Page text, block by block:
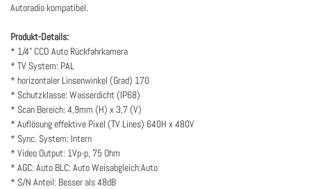
Autoradio kompatibel.
Produkt-Details:
* 1/4" CCD Auto Rückfahrkamera
* TV System: PAL
* horizontaler Linsenwinkel (Grad) 170
* Schutzklasse: Wasserdicht (IP68)
* Scan Bereich: 4,9mm (H) x 3,7 (V)
* Auflösung effektive Pixel (TV Lines) 640H x 480V
* Sync. System: Intern
* Video Output: 1Vp-p, 75 Ohm
* AGC: Auto BLC: Auto Weisabgleich:Auto
* S/N Anteil: Besser als 48dB